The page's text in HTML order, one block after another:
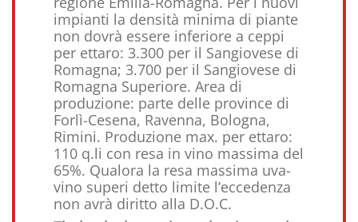
impianti la densità minima di piante
non dovrà essere inferiore a ceppi
per ettaro: 3.300 per il Sangiovese di
Romagna; 3.700 per il Sangiovese di
Romagna Superiore. Area di
produzione: parte delle province di
Forlì-Cesena, Ravenna, Bologna,
Rimini. Produzione max. per ettaro:
110 q.li con resa in vino massima del
65%. Qualora la resa massima uva-
vino superi detto limite l’eccedenza
non avrà diritto alla D.O.C.